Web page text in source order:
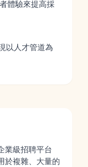
體驗來提高採
以人才管道為
業級招聘平台
於複雜、大量的